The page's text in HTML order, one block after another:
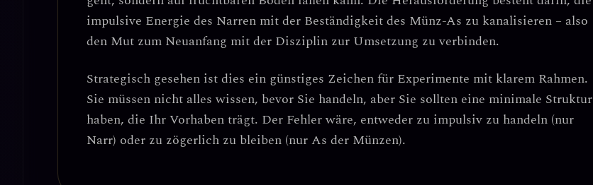
impulsive Energie des Narren mit der Beständigkeit des Münz-As zu kanalisieren – also
den Mut zum Neuanfang mit der Disziplin zur Umsetzung zu verbinden.
Strategisch gesehen ist dies ein günstiges Zeichen für Experimente mit klarem Rahmen.
Sie müssen nicht alles wissen, bevor Sie handeln, aber Sie sollten eine minimale Struktur
haben, die Ihr Vorhaben trägt. Der Fehler wäre, entweder zu impulsiv zu handeln (nur
Narr) oder zu zögerlich zu bleiben (nur As der Münzen).